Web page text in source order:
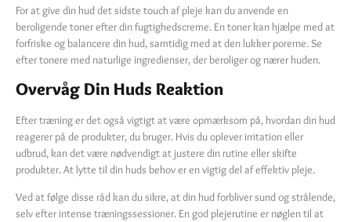
For at give din hud det sidste touch af pleje kan du anvende en
beroligende toner efter din fugtighedscreme. En toner kan hjælpe med at
forfriske og balancere din hud, samtidig med at den lukker porerne. Se
efter tonere med naturlige ingredienser, der beroliger og nærer huden.
Overvåg Din Huds Reaktion
Efter træning er det også vigtigt at være opmærksom på, hvordan din hud
reagerer på de produkter, du bruger. Hvis du oplever irritation eller
udbrud, kan det være nødvendigt at justere din rutine eller skifte
produkter. At lytte til din huds behov er en vigtig del af effektiv pleje.
Ved at følge disse råd kan du sikre, at din hud forbliver sund og strålende,
selv efter intense træningssessioner. En god plejerutine er nøglen til at